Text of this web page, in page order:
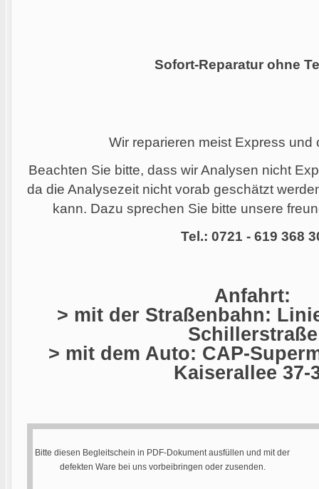
Sofort-Reparatur ohne
Wir reparieren meist Express und
Beachten Sie bitte, dass wir Analysen nicht
da die Analysezeit nicht vorab geschätzt
kann. Dazu sprechen Sie bitte unsere
Tel.: 0721 - 619 368
Anfahrt:
> mit der Straßenbahn:
Schillerstraße
> mit dem Auto: CAP-
Kaiserallee 37-
Bitte diesen Begleitschein in PDF-Dokument ausfüllen und mit der
defekten Ware bei uns vorbeibringen oder zusenden.